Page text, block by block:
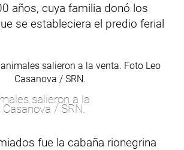
años, cuya familia donó los
se estableciera el predio ferial
salieron a la
/ SRN.
fue la cabaña rionegrina